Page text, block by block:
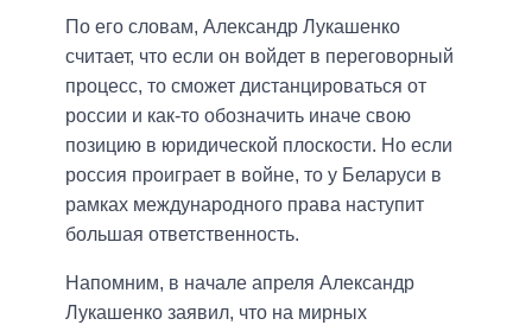
По его словам, Александр Лукашенко
считает, что если он войдет в переговорный
процесс, то сможет дистанцироваться от
россии и как-то обозначить иначе свою
позицию в юридической плоскости. Но если
россия проиграет в войне, то у Беларуси в
рамках международного права наступит
большая ответственность.
Напомним, в начале апреля Александр
Лукашенко заявил, что на мирных